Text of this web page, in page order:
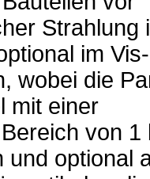
Strahlung
im
wobei die
mit einer
von 1
und optional